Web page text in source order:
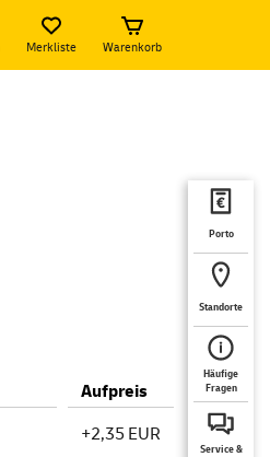
Merkliste Warenkorb
Porto
Standorte
Häufige
Fragen
Service &
Aufpreis
+2,35 EUR